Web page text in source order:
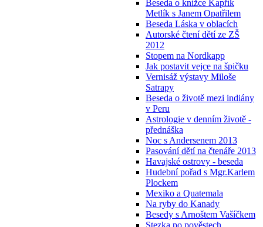
Beseda o knížce Kapřík
Metlík s Janem Opatřilem
Beseda Láska v oblacích
Autorské čtení dětí ze ZŠ
2012
Stopem na Nordkapp
Jak postavit vejce na špičku
Vernisáž výstavy Miloše
Satrapy
Beseda o životě mezi indiány
v Peru
Astrologie v denním životě -
přednáška
Noc s Andersenem 2013
Pasování dětí na čtenáře 2013
Havajské ostrovy - beseda
Hudební pořad s Mgr.Karlem
Plockem
Mexiko a Quatemala
Na ryby do Kanady
Besedy s Arnoštem Vašíčkem
Stezka po pověstech